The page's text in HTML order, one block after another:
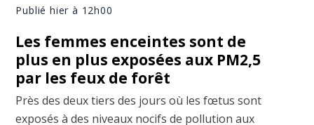
Publié hier à 12h00
Les femmes enceintes sont de
plus en plus exposées aux PM2,5
par les feux de forêt
Près des deux tiers des jours où les fœtus sont
exposés à des niveaux nocifs de pollution aux